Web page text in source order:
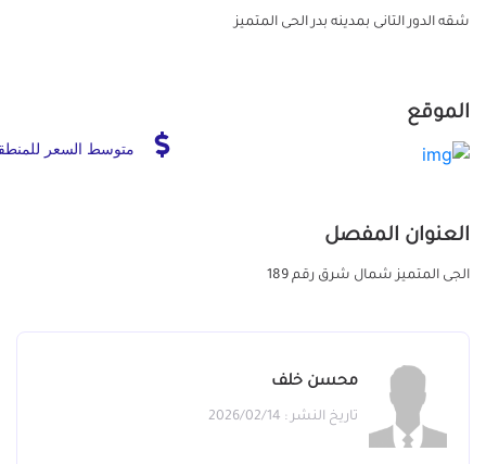
شقه الدور التانى بمدينه بدر الحى المتميز
الموقع
متوسط السعر
العنوان المفصل
الجى المتميز شمال شرق رقم 189
محسن خلف
تاريخ النشر : 2026/02/14